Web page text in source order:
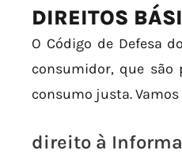
DIREITOS
O Código de Defesa
consumidor, que
consumo justa.
direito à